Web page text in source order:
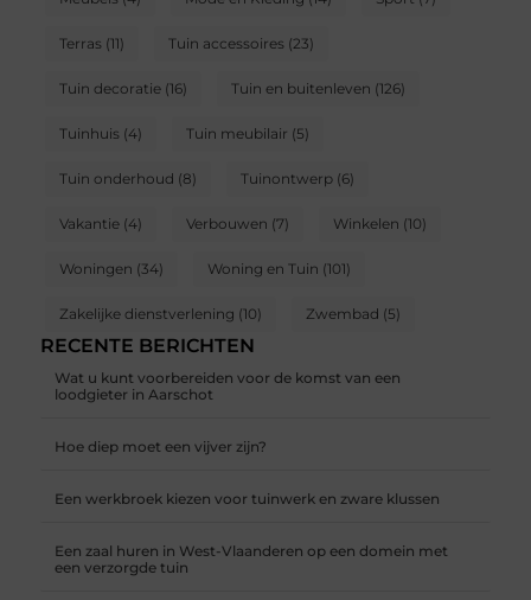
Terras (11) Tuin accessoires (23)
Tuin decoratie (16) Tuin en buitenleven (126)
Tuinhuis (4) Tuin meubilair (5)
Tuin onderhoud (8) Tuinontwerp (6)
Vakantie (4) Verbouwen (7) Winkelen (10)
Woningen (34) Woning en Tuin (101)
Zakelijke dienstverlening (10) Zwembad (5)
RECENTE BERICHTEN
Wat u kunt voorbereiden voor de komst van een
loodgieter in Aarschot
Hoe diep moet een vijver zijn?
Een werkbroek kiezen voor tuinwerk en zware klussen
Een zaal huren in West-Vlaanderen op een domein met
een verzorgde tuin